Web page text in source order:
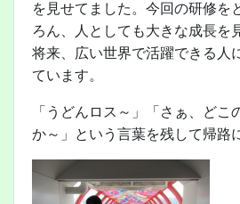
を見せてました。今回の研修を
ろん、人としても大きな成長を
将来、広い世界で活躍できる人
ています。
「うどんロス～」「さぁ、どこ
か～」という言葉を残して帰路